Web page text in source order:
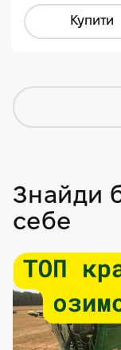
Купити
Знайди
себе